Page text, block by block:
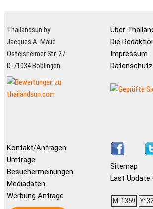
Thailandsun by
Jacques A. Maué
Ostelsheimer Str. 27
D-71034 Böblingen
Über
Die
Impressum
Kontakt/Anfragen
Umfrage
Besuchermeinungen
Mediadaten
Werbung Anfrage
Sitemap
Last Update
M: 1359 Y: